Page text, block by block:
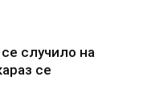
случило на
се